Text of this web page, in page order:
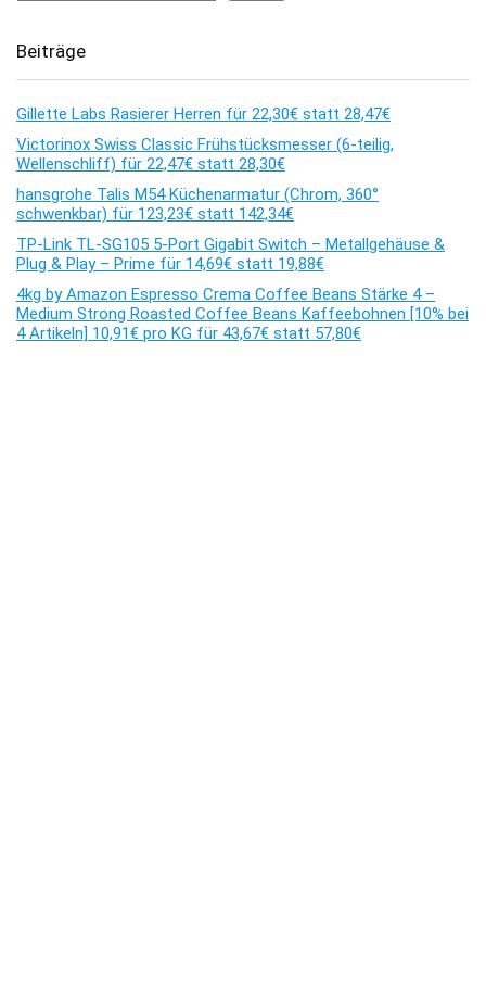
Beiträge
Gillette Labs Rasierer Herren für 22,30€ statt 28,47€
Victorinox Swiss Classic Frühstücksmesser (6-teilig,
Wellenschliff) für 22,47€ statt 28,30€
hansgrohe Talis M54 Küchenarmatur (Chrom, 360°
schwenkbar) für 123,23€ statt 142,34€
TP-Link TL-SG105 5-Port Gigabit Switch – Metallgehäuse &
Plug & Play – Prime für 14,69€ statt 19,88€
4kg by Amazon Espresso Crema Coffee Beans Stärke 4 –
Medium Strong Roasted Coffee Beans Kaffeebohnen [10% bei
4 Artikeln] 10,91€ pro KG für 43,67€ statt 57,80€